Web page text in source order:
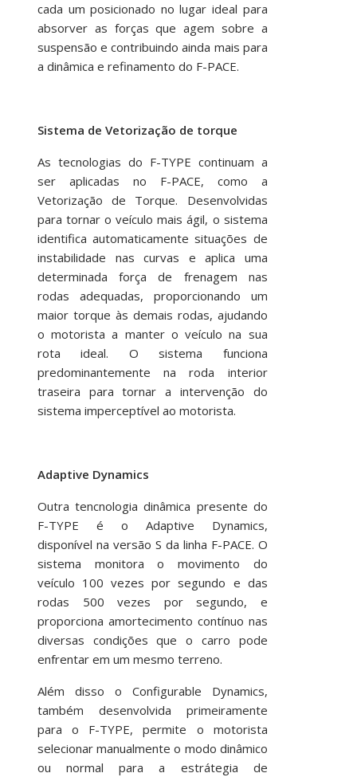
cada um posicionado no lugar ideal para
absorver as forças que agem sobre a
suspensão e contribuindo ainda mais para
a dinâmica e refinamento do F-PACE.
Sistema de Vetorização de torque
As tecnologias do F-TYPE continuam a
ser aplicadas no F-PACE, como a
Vetorização de Torque. Desenvolvidas
para tornar o veículo mais ágil, o sistema
identifica automaticamente situações de
instabilidade nas curvas e aplica uma
determinada força de frenagem nas
rodas adequadas, proporcionando um
maior torque às demais rodas, ajudando
o motorista a manter o veículo na sua
rota ideal. O sistema funciona
predominantemente na roda interior
traseira para tornar a intervenção do
sistema imperceptível ao motorista.
Adaptive Dynamics
Outra tencnologia dinâmica presente do
F-TYPE é o Adaptive Dynamics,
disponível na versão S da linha F-PACE. O
sistema monitora o movimento do
veículo 100 vezes por segundo e das
rodas 500 vezes por segundo, e
proporciona amortecimento contínuo nas
diversas condições que o carro pode
enfrentar em um mesmo terreno.
Além disso o Configurable Dynamics,
também desenvolvida primeiramente
para o F-TYPE, permite o motorista
selecionar manualmente o modo dinâmico
ou normal para a estrátegia de